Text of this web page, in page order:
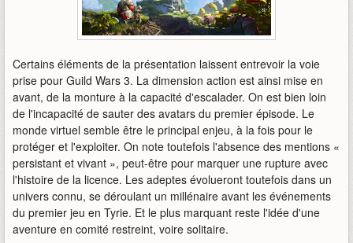
Certains éléments de la présentation laissent entrevoir la voie
prise pour Guild Wars 3. La dimension action est ainsi mise en
avant, de la monture à la capacité d'escalader. On est bien loin
de l'incapacité de sauter des avatars du premier épisode. Le
monde virtuel semble être le principal enjeu, à la fois pour le
protéger et l'exploiter. On note toutefois l'absence des mentions «
persistant et vivant », peut-être pour marquer une rupture avec
l'histoire de la licence. Les adeptes évolueront toutefois dans un
univers connu, se déroulant un millénaire avant les événements
du premier jeu en Tyrie. Et le plus marquant reste l'idée d'une
aventure en comité restreint, voire solitaire.